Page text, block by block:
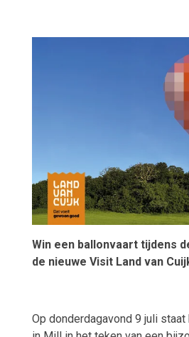
Win een ballonvaart tijdens
de nieuwe Visit Land van
Op donderdagavond 9 juli